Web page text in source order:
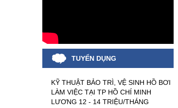
TUYỂN DỤNG
KỸ THUẬT BẢO TRÌ, VỆ SINH HỒ BƠI
LÀM VIỆC TẠI TP HỒ CHÍ MINH
LƯƠNG 12 - 14 TRIỆU/THÁNG